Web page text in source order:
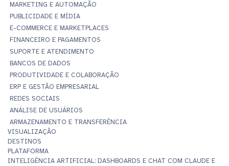
MARKETING E AUTOMAÇÃO
PUBLICIDADE E MÍDIA
E-COMMERCE E MARKETPLACES
FINANCEIRO E PAGAMENTOS
SUPORTE E ATENDIMENTO
BANCOS DE DADOS
PRODUTIVIDADE E COLABORAÇÃO
ERP E GESTÃO EMPRESARIAL
REDES SOCIAIS
ANÁLISE DE USUÁRIOS
ARMAZENAMENTO E TRANSFERÊNCIA
VISUALIZAÇÃO
DESTINOS
PLATAFORMA
INTELIGÊNCIA ARTIFICIAL: DASHBOARDS E CHAT COM CLAUDE E